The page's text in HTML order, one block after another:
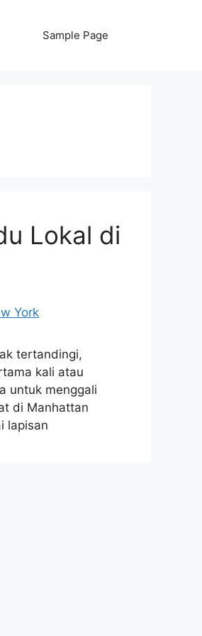
Sample Page
Lokal di
tertandingi,
kali atau
untuk menggali
di Manhattan
lapisan